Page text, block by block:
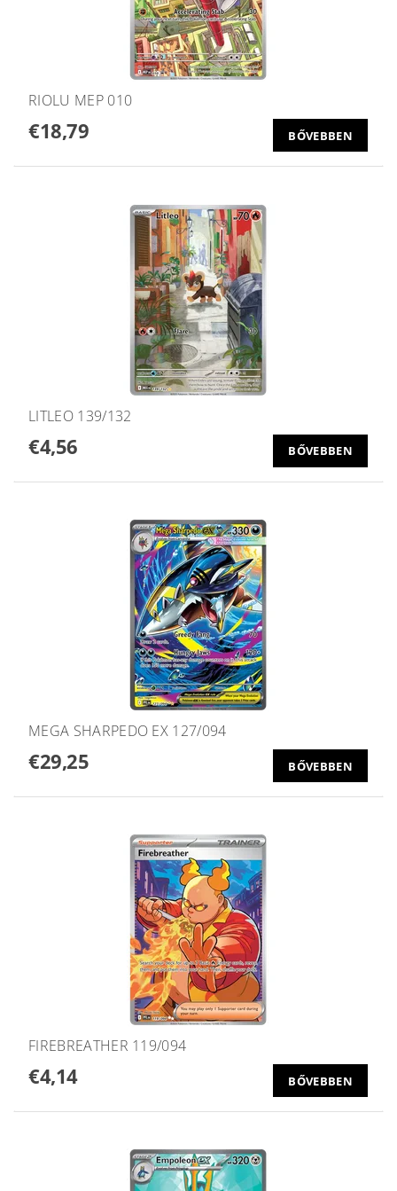
RIOLU MEP 010
€18,79 BŐVEBBEN
LITLEO 139/132
€4,56 BŐVEBBEN
MEGA SHARPEDO EX 127/094
€29,25 BŐVEBBEN
FIREBREATHER 119/094
€4,14 BŐVEBBEN